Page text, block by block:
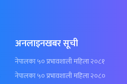
अनलाइनखबर सूची
नेपालका ५० प्रभावशाली महिला २०८१
नेपालका ५० प्रभावशाली महिला २०८०